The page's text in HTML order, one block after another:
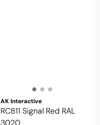
AK Interactive
RC811 Signal Red RAL
3020